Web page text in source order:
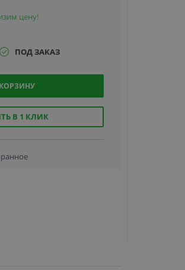
цену!
ПОД ЗАКАЗ
В 1 КЛИК